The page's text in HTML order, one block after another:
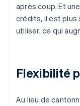
après coup. Et
crédits, il est
utiliser, ce qui
Flexibilité
Au lieu de